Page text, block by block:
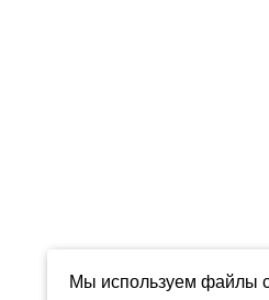
Мы используем файлы